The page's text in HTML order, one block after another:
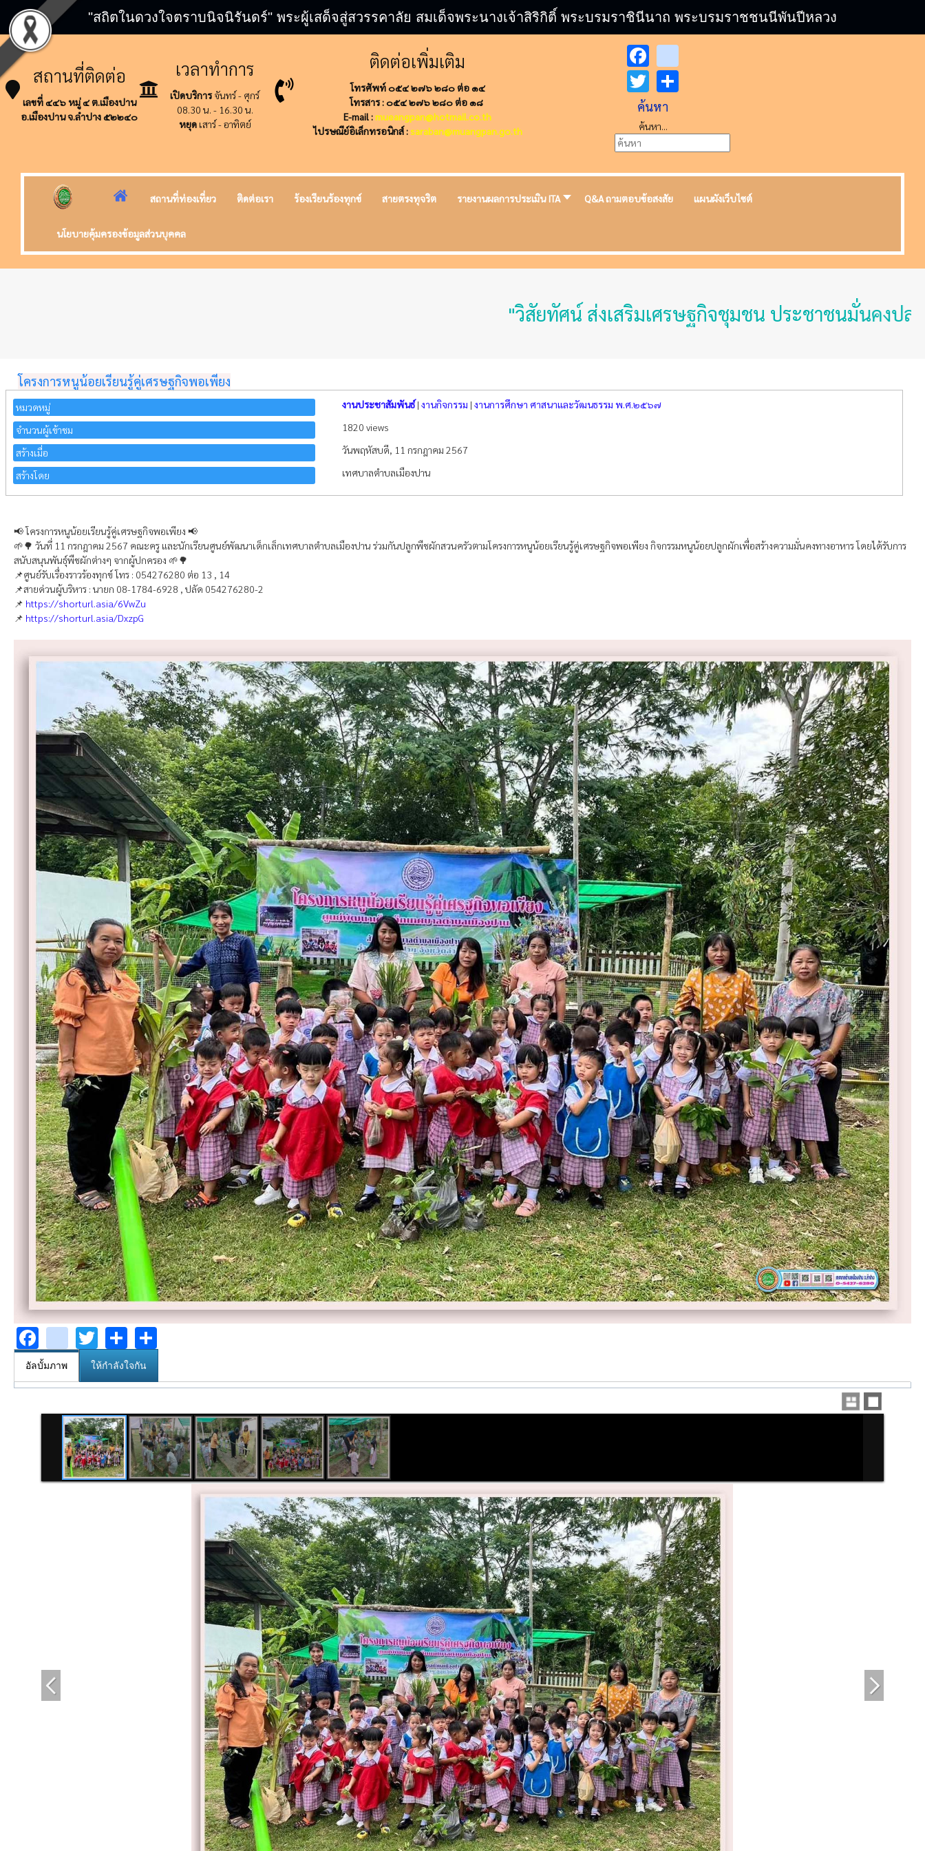
"สถิตในดวงใจตราบนิจนิรันดร์" พระผู้เสด็จสู่สวรรคาลัย สมเด็จพระนางเจ้าสิริกิติ์ พระบรมราชินีนาถ พระบรมราชชนนีพันปีหลวง
สถานที่ติดต่อ
เลขที่ ๔๔๖ หมู่ ๔ ต.เมืองปาน
อ.เมืองปาน จ.ลำปาง ๕๒๒๔๐
เวลาทำการ
เปิดบริการจันทร์ - ศุกร์
08.30 น. - 16.30 น.
หยุดเสาร์ - อาทิตย์
ติดต่อเพิ่มเติม
โทรศัพท์ ๐๕๔ ๒๗๖ ๒๘๐ ต่อ ๑๔
โทรสาร : ๐๕๔ ๒๗๖ ๒๘๐ ต่อ ๑๘
E-mail :mueangpan@hotmail.co.th
ไปรษณีย์อิเล็กทรอนิกส์ : saraban@muangpan.go.th
Facebook
Twitter
ค้นหา
ค้นหา...
สถานที่ท่องเที่ยว ติดต่อเรา ร้องเรียนร้องทุกข์ สายตรงทุจริต รายงานผลการประเมิน ITA Q&A ถามตอบข้อสงสัย แผนผังเว็บไซต์
นโยบายคุ้มครองข้อมูลส่วนบุคคล
"วิสัยทัศน์ ส่งเสริมเศรษฐกิจชุมชน ประชาชนมั่นคงปลอดภัย ใ
โครงการหนูน้อยเรียนรู้คู่เศรษฐกิจพอเพียง
หมวดหมู่ งานประชาสัมพันธ์|งานกิจกรรม |งานการศึกษา ศาสนาและวัฒนธรรม พ.ศ.๒๕๖๗
จำนวนผู้เข้าชม 1820 views
สร้างเมื่อ วันพฤหัสบดี, 11 กรกฎาคม 2567
สร้างโดย เทศบาลตำบลเมืองปาน
📢 โครงการหนูน้อยเรียนรู้คู่เศรษฐกิจพอเพียง 📢
🌱🌳 วันทึ่ 11 กรกฎาคม 2567 คณะครู และนักเรียนศูนย์พัฒนาเด็กเล็กเทศบาลตำบลเมืองปาน ร่วมกันปลูกพืชผักสวนครัวตามโครงการหนูน้อยเรียนรู้คู่เศรษฐกิจพอเพียง กิจกรรมหนูน้อยปลูกผักเพื่อสร้างความมั่นคงทางอาหาร โดยได้รับการ
สนับสนุนพันธุ์พืชผักต่างๆ จากผู้ปกครอง 🌱🌳
📌ศูนย์รับเรื่องราวร้องทุกข์ โทร : 054276280 ต่อ 13 , 14
📌สายด่วนผู้บริหาร : นายก 08-1784-6928 , ปลัด 054276280-2
📌 https://shorturl.asia/6VwZu
📌 https://shorturl.asia/DxzpG
Facebook
youtube
Twitter
Share
อัลบั้มภาพ ให้กำลังใจกัน